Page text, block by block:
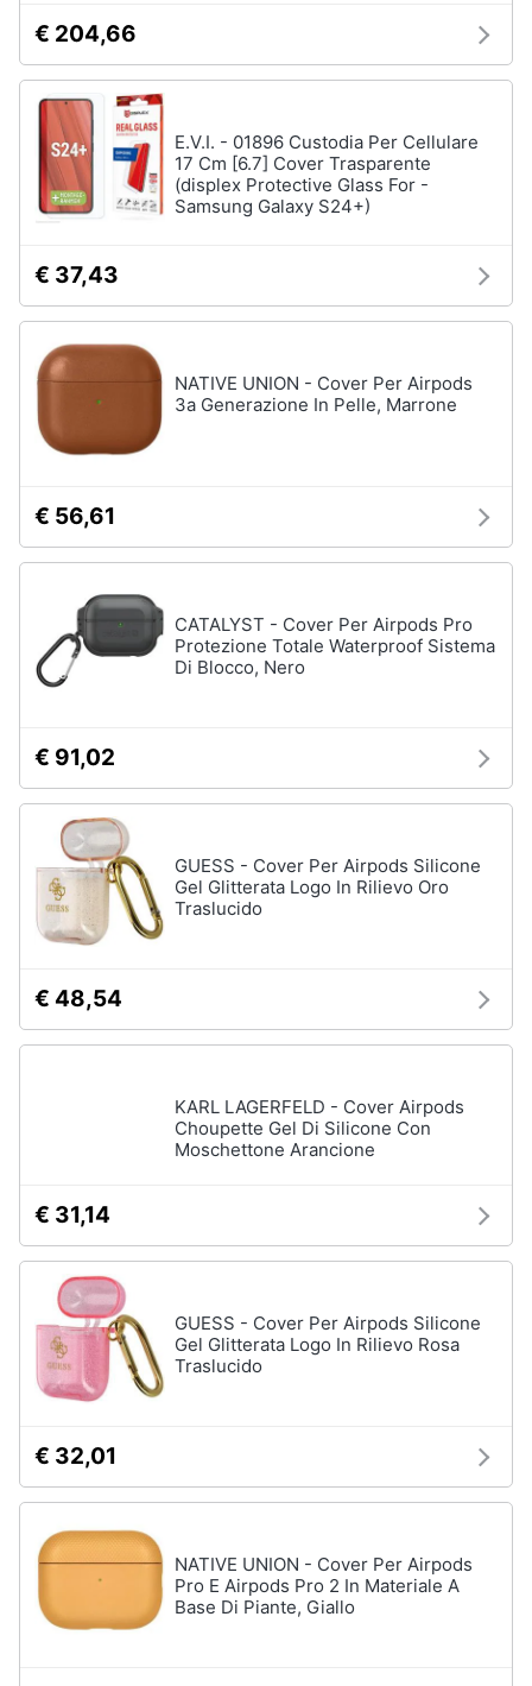
€ 204,66
E.V.I. - 01896 Custodia Per Cellulare
17 Cm [6.7] Cover Trasparente
(displex Protective Glass For -
Samsung Galaxy S24+)
€ 37,43
NATIVE UNION - Cover Per Airpods
3a Generazione In Pelle, Marrone
€ 56,61
CATALYST - Cover Per Airpods Pro
Protezione Totale Waterproof Sistema
Di Blocco, Nero
€ 91,02
GUESS - Cover Per Airpods Silicone
Gel Glitterata Logo In Rilievo Oro
Traslucido
€ 48,54
KARL LAGERFELD - Cover Airpods
Choupette Gel Di Silicone Con
Moschettone Arancione
€ 31,14
GUESS - Cover Per Airpods Silicone
Gel Glitterata Logo In Rilievo Rosa
Traslucido
€ 32,01
NATIVE UNION - Cover Per Airpods
Pro E Airpods Pro 2 In Materiale A
Base Di Piante, Giallo